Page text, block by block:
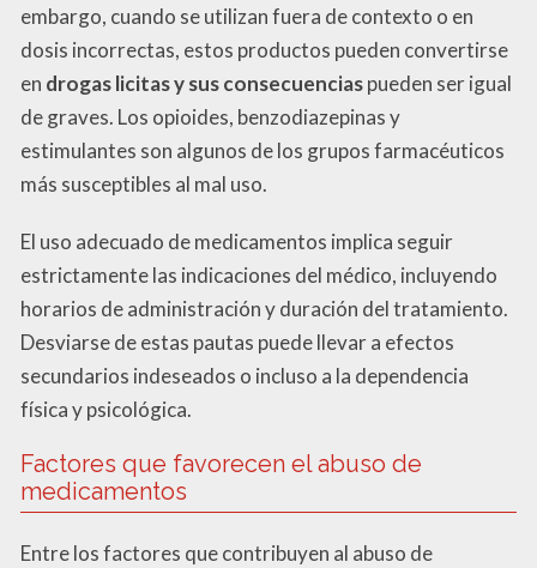
embargo, cuando se utilizan fuera de contexto o en
dosis incorrectas, estos productos pueden convertirse
en drogas licitas y sus consecuenciaspueden ser igual
de graves. Los opioides, benzodiazepinas y
estimulantes son algunos de los grupos farmacéuticos
más susceptibles al mal uso.
El uso adecuado de medicamentos implica seguir
estrictamente las indicaciones del médico, incluyendo
horarios de administración y duración del tratamiento.
Desviarse de estas pautas puede llevar a efectos
secundarios indeseados o incluso a la dependencia
física y psicológica.
Factores que favorecen el abuso de
medicamentos
Entre los factores que contribuyen al abuso de